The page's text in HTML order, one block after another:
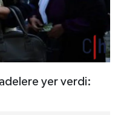
yer verdi: